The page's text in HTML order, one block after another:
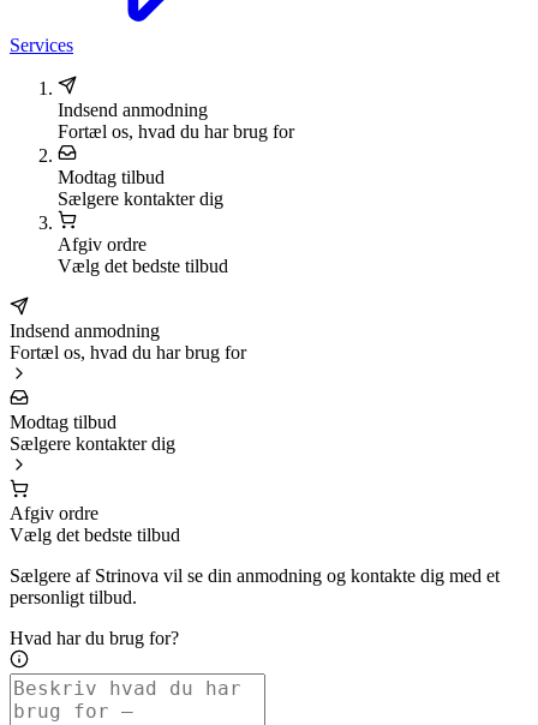
Services
Indsend anmodning
Fortæl os, hvad du har brug for
Modtag tilbud
Sælgere kontakter dig
Afgiv ordre
Vælg det bedste tilbud
Indsend anmodning
Fortæl os, hvad du har brug for
Modtag tilbud
Sælgere kontakter dig
Afgiv ordre
Vælg det bedste tilbud
Sælgere af Strinova vil se din anmodning og kontakte dig med et
personligt tilbud.
Hvad har du brug for?